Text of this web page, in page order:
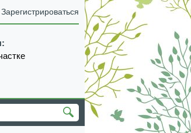
Зарегистрироваться